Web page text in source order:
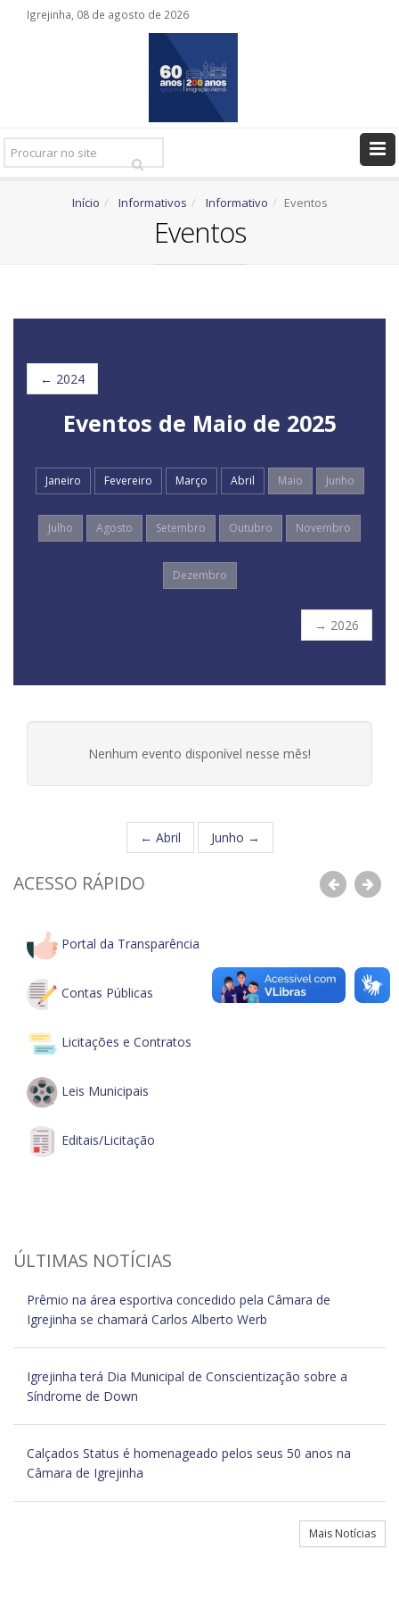
Igrejinha, 08 de agosto de 2026
Pesquisar
Ir
Início Informativos Informativo Eventos
Eventos
← 2024
Eventos de Maio de 2025
Janeiro Fevereiro Março Abril Maio Junho
Julho Agosto Setembro Outubro Novembro
Dezembro
→ 2026
Nenhum evento disponível nesse mês!
← Abril Junho →
ACESSO RÁPIDO Anterior
Portal da Transparência
Contas Públicas
Licitações e Contratos
Leis Municipais
Editais/Licitação
ÚLTIMAS NOTÍCIAS
Prêmio na área esportiva concedido pela Câmara de
Igrejinha se chamará Carlos Alberto Werb
Igrejinha terá Dia Municipal de Conscientização sobre a
Síndrome de Down
Calçados Status é homenageado pelos seus 50 anos na
Câmara de Igrejinha
Mais Notícias